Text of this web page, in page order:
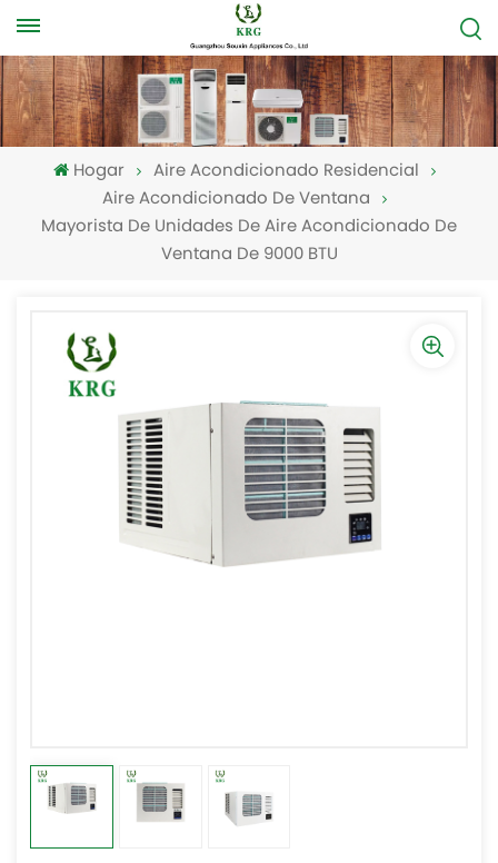
Hogar
Aire Acondicionado Residencial
Aire Acondicionado De Ventana
Mayorista De Unidades De Aire Acondicionado De
Ventana De 9000 BTU